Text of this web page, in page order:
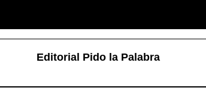
Editorial Pido la Palabra